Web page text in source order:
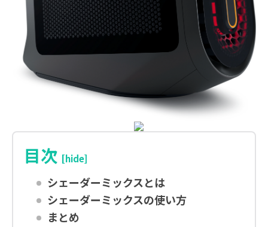
目次 [hide]
シェーダーミックスとは
シェーダーミックスの使い方
まとめ